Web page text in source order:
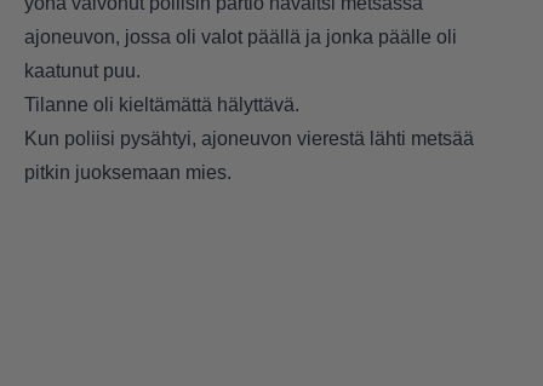
ajoneuvon, jossa oli valot päällä ja jonka päälle oli
kaatunut puu.
Tilanne oli kieltämättä hälyttävä.
Kun poliisi pysähtyi, ajoneuvon vierestä lähti metsää
pitkin juoksemaan mies.